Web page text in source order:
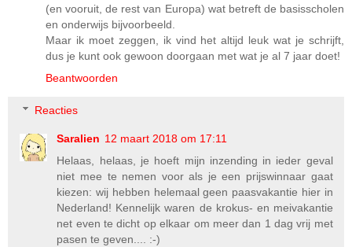
(en vooruit, de rest van Europa) wat betreft de basisscholen
en onderwijs bijvoorbeeld.
Maar ik moet zeggen, ik vind het altijd leuk wat je schrijft,
dus je kunt ook gewoon doorgaan met wat je al 7 jaar doet!
Beantwoorden
Reacties
Saralien 12 maart 2018 om 17:11
Helaas, helaas, je hoeft mijn inzending in ieder geval
niet mee te nemen voor als je een prijswinnaar gaat
kiezen: wij hebben helemaal geen paasvakantie hier in
Nederland! Kennelijk waren de krokus- en meivakantie
net even te dicht op elkaar om meer dan 1 dag vrij met
pasen te geven.... :-)